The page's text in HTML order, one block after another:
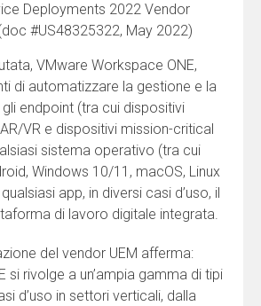
Deployments 2022 Vendor
#US48325322, May 2022)
VMware Workspace ONE,
di automatizzare la gestione e la
endpoint (tra cui dispositivi
VR e dispositivi mission-critical
sistema operativo (tra cui
Windows 10/11, macOS, Linux
app, in diversi casi d’uso, il
di lavoro digitale integrata.
del vendor UEM afferma:
si rivolge a un’ampia gamma di tipi
d’uso in settori verticali, dalla